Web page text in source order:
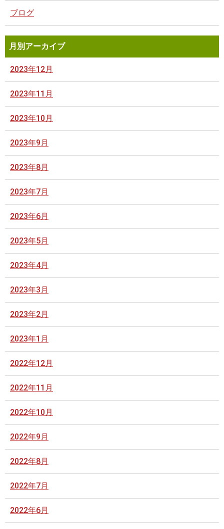
ブログ
月別アーカイブ
2023年12月
2023年11月
2023年10月
2023年9月
2023年8月
2023年7月
2023年6月
2023年5月
2023年4月
2023年3月
2023年2月
2023年1月
2022年12月
2022年11月
2022年10月
2022年9月
2022年8月
2022年7月
2022年6月